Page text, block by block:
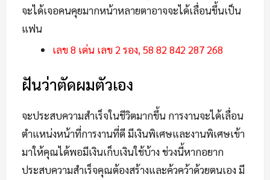
จะได้เจอคนคุยมากหน้าหลายตาอาจจะได้เลื่อนขึ้นเป็น
แฟน
เลข 8 เด่น เลข 2 รอง, 58 82 842 287 268
ฝันว่าตัดผมตัวเอง
จะประสบความสำเร็จในชีวิตมากขึ้น การงานจะได้เลื่อน
ตำแหน่งหน้าที่การงานที่ดี มีเงินพิเศษและงานพิเศษเข้า
มาให้คุณได้พอมีเงินเก็บเงินใช้บ้าง ช่วงนี้หากอยาก
ประสบความสำเร็จคุณต้องสร้างและค้วคว้าด้วยตนเอง มี